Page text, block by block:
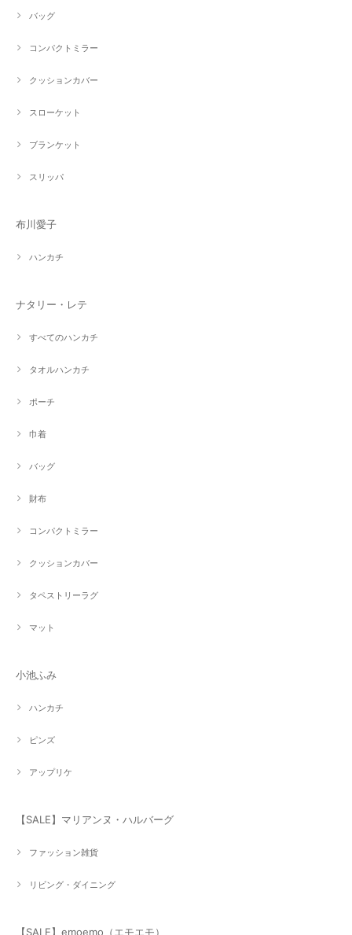
バッグ
コンパクトミラー
クッションカバー
スローケット
ブランケット
スリッパ
布川愛子
ハンカチ
ナタリー・レテ
すべてのハンカチ
タオルハンカチ
ポーチ
巾着
バッグ
財布
コンパクトミラー
クッションカバー
タペストリーラグ
マット
小池ふみ
ハンカチ
ピンズ
アップリケ
【SALE】マリアンヌ・ハルバーグ
ファッション雑貨
リビング・ダイニング
【SALE】emoemo（エモエモ）